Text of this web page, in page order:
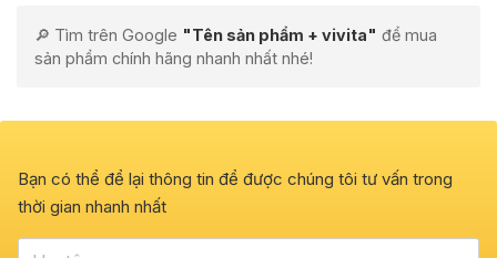
🔎 Tìm trên Google "Tên sản phẩm + vivita" để mua
sản phẩm chính hãng nhanh nhất nhé!
Bạn có thể để lại thông tin để được chúng tôi tư vấn trong
thời gian nhanh nhất